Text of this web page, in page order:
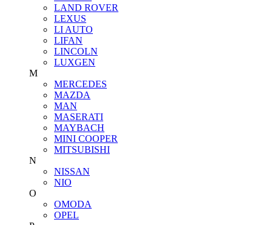
LAND ROVER
LEXUS
LI AUTO
LIFAN
LINCOLN
LUXGEN
M
MERCEDES
MAZDA
MAN
MASERATI
MAYBACH
MINI COOPER
MITSUBISHI
N
NISSAN
NIO
O
OMODA
OPEL